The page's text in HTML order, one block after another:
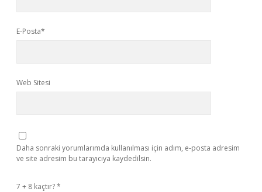
E-Posta*
Web Sitesi
Daha sonraki yorumlarımda kullanılması için adım, e-posta adresim
ve site adresim bu tarayıcıya kaydedilsin.
7 + 8 kaçtır?*